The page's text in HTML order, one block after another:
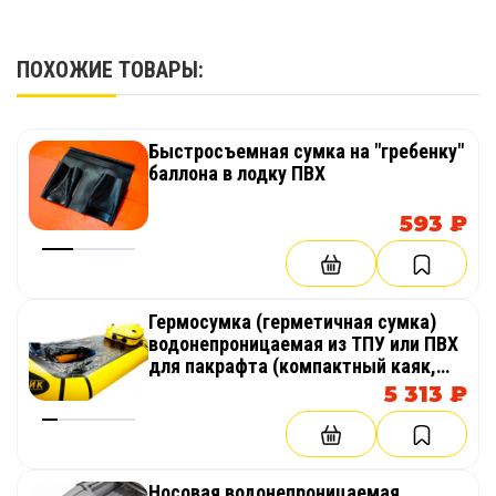
ПОХОЖИЕ ТОВАРЫ:
Быстросъемная сумка на "гребенку"
баллона в лодку ПВХ
593 ₽
Гермосумка (герметичная сумка)
водонепроницаемая из ТПУ или ПВХ
для пакрафта (компактный каяк,
5 313 ₽